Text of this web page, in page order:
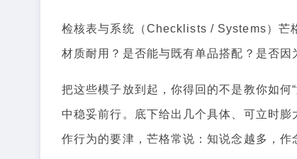
检核表与系统（Checklists / Systems）芒
材质耐用？是否能与既有单品搭配？是否因
把这些模子放到起，你得回的不是教你如何
中稳妥前行。底下给出几个具体、可立时
作行为的要津，芒格常说：知说念越多，作